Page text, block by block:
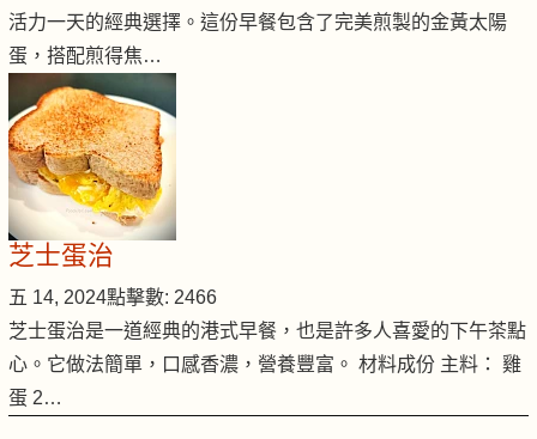
活力一天的經典選擇。這份早餐包含了完美煎製的金黃太陽
蛋，搭配煎得焦…
芝士蛋治
五 14, 2024點擊數: 2466
芝士蛋治是一道經典的港式早餐，也是許多人喜愛的下午茶點
心。它做法簡單，口感香濃，營養豐富。 材料成份 主料： 雞
蛋 2…